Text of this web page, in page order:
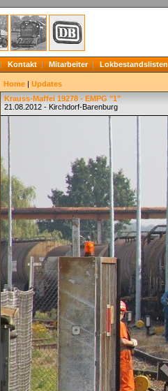
Kontakt Mitarbeiter Lokbestandslisten
Home | Updates
Krauss-Maffei 19278 - EMPG "1"
21.08.2012 - Kirchdorf-Barenburg